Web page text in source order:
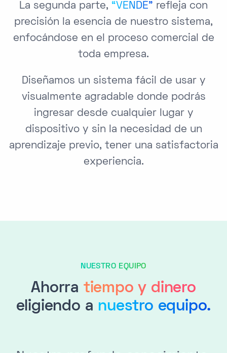
La segunda parte, “VENDÉ” refleja con
precisión la esencia de nuestro sistema,
enfocándose en el proceso comercial de
toda empresa.
Diseñamos un sistema fácil de usar y
visualmente agradable donde podrás
ingresar desde cualquier lugar y
dispositivo y sin la necesidad de un
aprendizaje previo, tener una satisfactoria
experiencia.
NUESTRO EQUIPO
Ahorra tiempo y dinero
eligiendo a nuestro equipo.